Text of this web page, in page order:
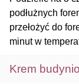
podłużnych
przełożyć do
minut w
Krem